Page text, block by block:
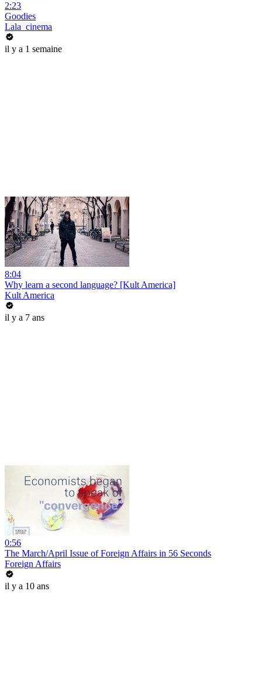
2:23
Goodies
Lala_cinema
il y a 1 semaine
8:04
Why learn a second language? [Kult America]
Kult America
il y a 7 ans
0:56
The March/April Issue of Foreign Affairs in 56 Seconds
Foreign Affairs
il y a 10 ans